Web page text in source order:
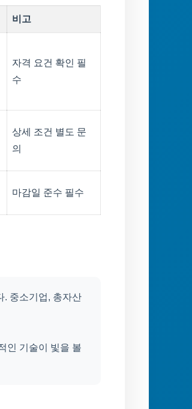
비고
자격 요건 확인 필
수
상세 조건 별도 문
의
마감일 준수 필수
. 중소기업, 총자산
인 기술이 빛을 볼